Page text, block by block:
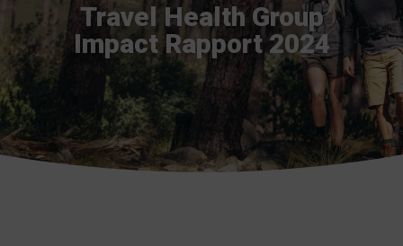
Travel Health Group
Impact Rapport 2024